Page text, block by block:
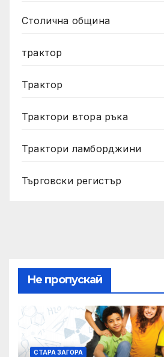
Столична община
трактор
Трактор
Трактори втора ръка
Трактори ламборджини
Търговски регистър
Не пропускай
СТАРА ЗАГОРА